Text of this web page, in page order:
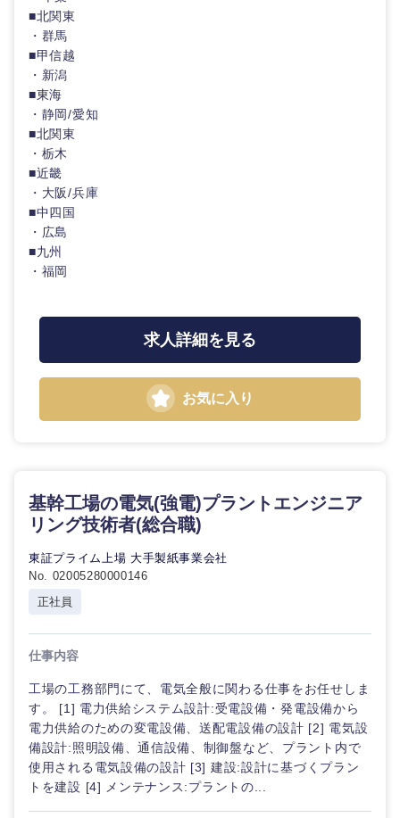
沖縄県
■北関東
・群馬
■甲信越
・新潟
■東海
・静岡/愛知
■北関東
・栃木
■近畿
・大阪/兵庫
■中四国
・広島
■九州
・福岡
求人詳細を見る
お気に入り
基幹工場の電気(強電)プラントエンジニア
リング技術者(総合職)
東証プライム上場 大手製紙事業会社
No. 02005280000146
正社員
仕事内容
工場の工務部門にて、電気全般に関わる仕事をお任せしま
す。 [1] 電力供給システム設計:受電設備・発電設備から
電力供給のための変電設備、送配電設備の設計 [2] 電気設
備設計:照明設備、通信設備、制御盤など、プラント内で
使用される電気設備の設計 [3] 建設:設計に基づくプラン
トを建設 [4] メンテナンス:プラントの...